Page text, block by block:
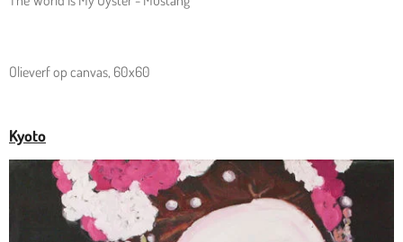
Olieverf op canvas, 60x60
Kyoto